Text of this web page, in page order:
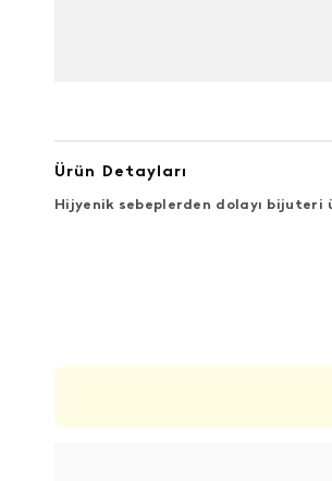
Ürün Detayları
Hijyenik sebeplerden dolayı bijuteri